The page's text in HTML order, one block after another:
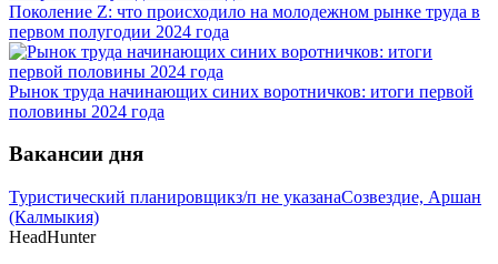
Поколение Z: что происходило на молодежном рынке труда в
первом полугодии 2024 года
Рынок труда начинающих синих воротничков: итоги первой
половины 2024 года
Вакансии дня
Туристический планировщикз/п не указанаСозвездие, Аршан
(Калмыкия)
HeadHunter